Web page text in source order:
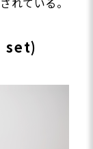
set)